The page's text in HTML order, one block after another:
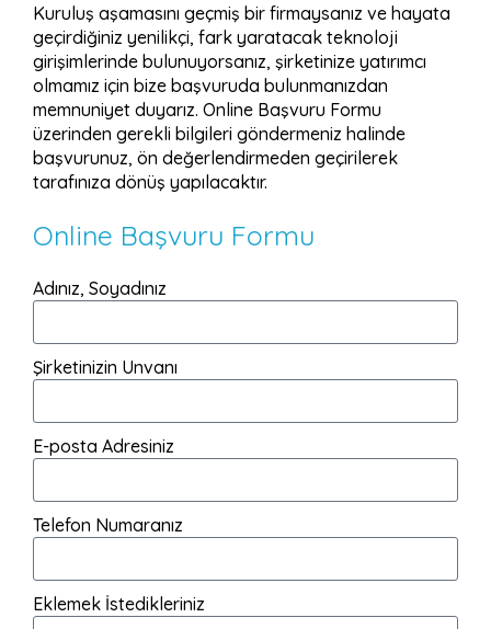
Kuruluş aşamasını geçmiş bir firmaysanız ve hayata
geçirdiğiniz yenilikçi, fark yaratacak teknoloji
girişimlerinde bulunuyorsanız, şirketinize yatırımcı
olmamız için bize başvuruda bulunmanızdan
memnuniyet duyarız. Online Başvuru Formu
üzerinden gerekli bilgileri göndermeniz halinde
başvurunuz, ön değerlendirmeden geçirilerek
tarafınıza dönüş yapılacaktır.
Online Başvuru Formu
Adınız, Soyadınız
Şirketinizin Unvanı
E-posta Adresiniz
Telefon Numaranız
Eklemek İstedikleriniz